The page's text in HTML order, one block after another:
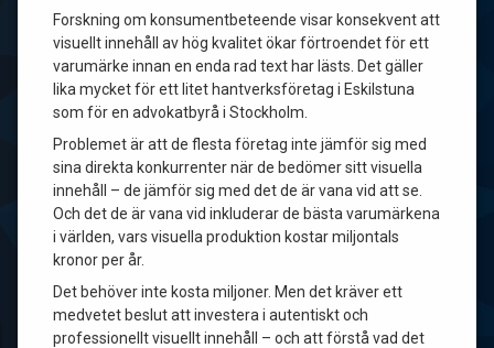
Forskning om konsumentbeteende visar konsekvent att
visuellt innehåll av hög kvalitet ökar förtroendet för ett
varumärke innan en enda rad text har lästs. Det gäller
lika mycket för ett litet hantverksföretag i Eskilstuna
som för en advokatbyrå i Stockholm.
Problemet är att de flesta företag inte jämför sig med
sina direkta konkurrenter när de bedömer sitt visuella
innehåll – de jämför sig med det de är vana vid att se.
Och det de är vana vid inkluderar de bästa varumärkena
i världen, vars visuella produktion kostar miljontals
kronor per år.
Det behöver inte kosta miljoner. Men det kräver ett
medvetet beslut att investera i autentiskt och
professionellt visuellt innehåll – och att förstå vad det